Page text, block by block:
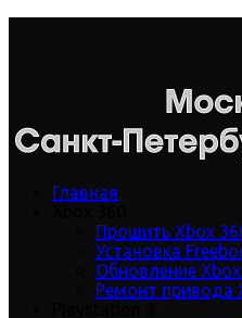
Главная
Прошить Xbox
Установка
Обновление
Ремонт привода